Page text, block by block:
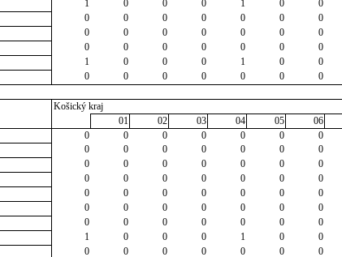
1 0 0 0 1 0 0
0 0 0 0 0 0 0
0 0 0 0 0 0 0
0 0 0 0 0 0 0
1 0 0 0 1 0 0
0 0 0 0 0 0 0
Košický kraj
01
02 03 04 05 06
0 0 0 0 0 0 0
0 0 0 0 0 0 0
0 0 0 0 0 0 0
0 0 0 0 0 0 0
0 0 0 0 0 0 0
0 0 0 0 0 0 0
0 0 0 0 0 0 0
1 0 0 0 1 0 0
0 0 0 0 0 0 0